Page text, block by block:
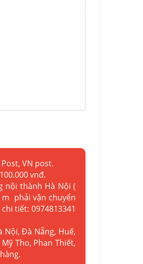
VN post.
vnđ.
nội thành Hà Nội (
phải vận chuyển
tiết: 0974813341
Nội, Đà Nẵng, Huế,
Tho, Phan Thiết,